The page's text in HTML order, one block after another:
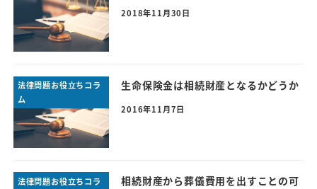
2018年11月30日
法律問題お役立ちコラ
ム
生命保険金は相続財産となるかどうか
2016年11月7日
法律問題お役立ちコラ
相続財産から葬儀費用を出すことの可